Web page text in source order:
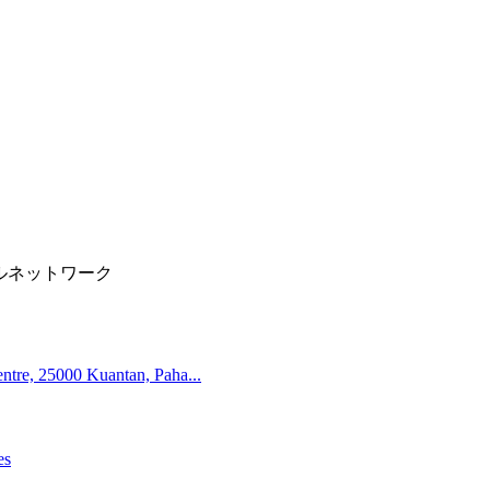
ネットワーク
25000 Kuantan, Paha...